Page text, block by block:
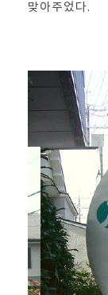
맞아주었다.